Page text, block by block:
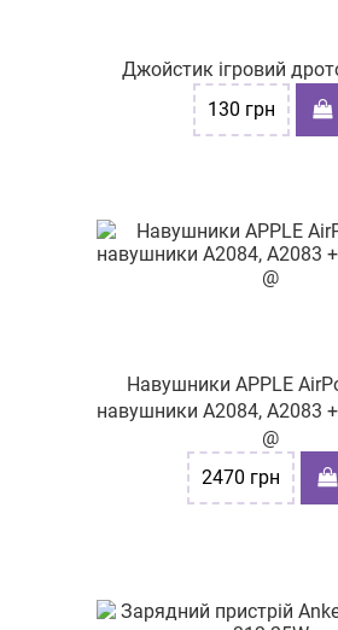
Джойстик ігровий
130 грн
Навушники APPLE
навушники A2084, A2083
@
2470 грн